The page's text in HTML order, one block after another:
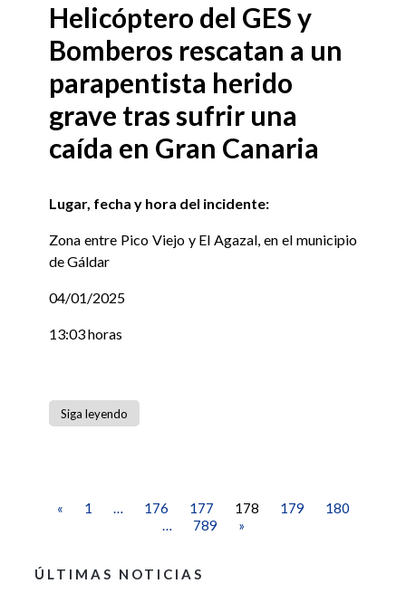
Helicóptero del GES y
Bomberos rescatan a un
parapentista herido
grave tras sufrir una
caída en Gran Canaria
Lugar, fecha y hora del incidente:
Zona entre Pico Viejo y El Agazal, en el municipio
de Gáldar
04/01/2025
13:03 horas
Siga leyendo
« 1 … 176 177 178 179
180
…
789 »
ÚLTIMAS NOTICIAS